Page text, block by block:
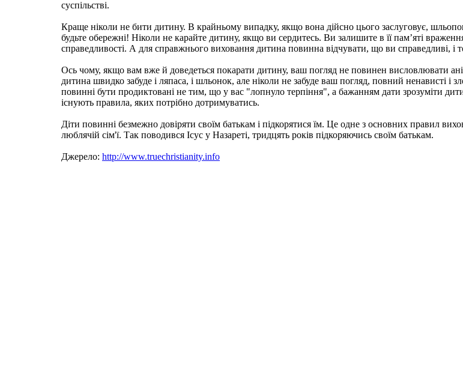
суспільстві.
Краще ніколи не бити дитину. В крайньому випадку, якщо вона дійсно цього заслуговує,
будьте обережні! Ніколи не карайте дитину, якщо ви сердитесь. Ви залишите в її пам’яті
справедливості. А для справжнього виховання дитина повинна відчувати, що ви справедливі, і
Ось чому, якщо вам вже й доведеться покарати дитину, ваш погляд не повинен висловлювати ані
дитина швидко забуде і ляпаса, і шльонок, але ніколи не забуде ваш погляд, повний ненависті і
повинні бути продиктовані не тим, що у вас "лопнуло терпіння", а бажанням дати зрозуміти
існують правила, яких потрібно дотримуватись.
Діти повинні безмежно довіряти своїм батькам і підкорятися їм. Це одне з основних правил
люблячій сім'ї. Так поводився Ісус у Назареті, тридцять років підкоряючись своїм батькам.
Джерело: http://www.truechristianity.info